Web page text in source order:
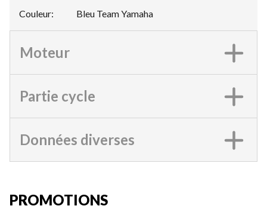
Couleur: Bleu Team Yamaha
Moteur
Partie cycle
Données diverses
PROMOTIONS